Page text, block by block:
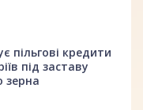
пільгові кредити
під заставу
зерна